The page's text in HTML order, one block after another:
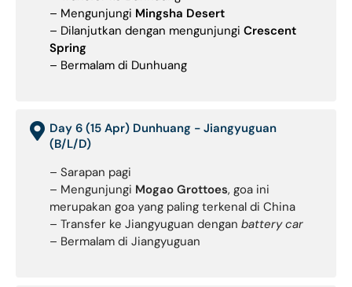
– Mengunjungi Mingsha Desert
– Dilanjutkan dengan mengunjungi Crescent
Spring
– Bermalam di Dunhuang
Day 6 (15 Apr) Dunhuang - Jiangyuguan
(B/L/D)
– Sarapan pagi
– Mengunjungi Mogao Grottoes, goa ini
merupakan goa yang paling terkenal di China
– Transfer ke Jiangyuguan dengan battery car
– Bermalam di Jiangyuguan